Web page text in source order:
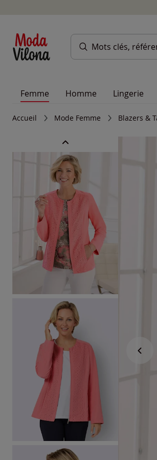
Femme Homme Lingerie
Accueil Mode Femme Blazers &